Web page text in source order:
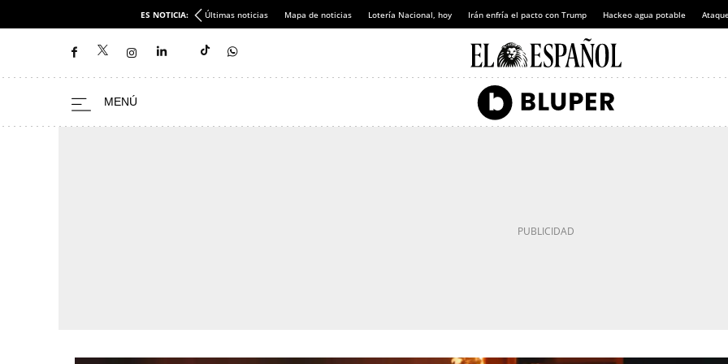
ES NOTICIA: Últimas noticias Mapa de noticias Lotería Nacional, hoy Irán enfría el pacto con Trump Hackeo agua potable